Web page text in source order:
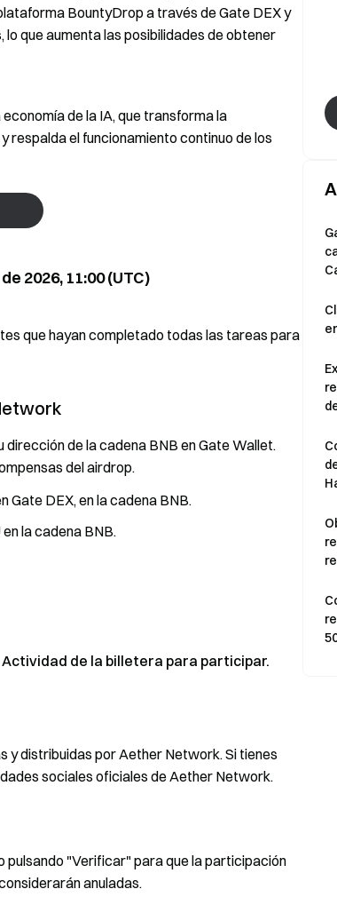
BountyDrop a través de Gate DEX y
que aumenta las posibilidades de obtener
de la IA, que transforma la
respalda el funcionamiento continuo de los
2026, 11:00 (UTC)
que hayan completado todas las tareas para
de la cadena BNB en Gate Wallet.
del airdrop.
Gate DEX, en la cadena BNB.
la cadena BNB.
de la billetera para participar.
y distribuidas por Aether Network. Si tienes
sociales oficiales de Aether Network.
"Verificar" para que la participación
anuladas.